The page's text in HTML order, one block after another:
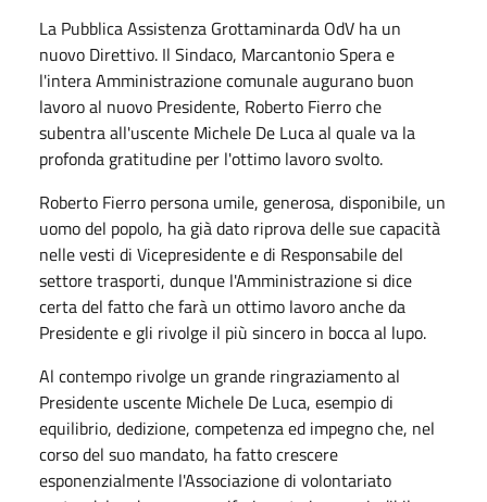
La Pubblica Assistenza Grottaminarda OdV ha un
nuovo Direttivo. Il Sindaco, Marcantonio Spera e
l'intera Amministrazione comunale augurano buon
lavoro al nuovo Presidente, Roberto Fierro che
subentra all'uscente Michele De Luca al quale va la
profonda gratitudine per l'ottimo lavoro svolto.
Roberto Fierro persona umile, generosa, disponibile, un
uomo del popolo, ha già dato riprova delle sue capacità
nelle vesti di Vicepresidente e di Responsabile del
settore trasporti, dunque l'Amministrazione si dice
certa del fatto che farà un ottimo lavoro anche da
Presidente e gli rivolge il più sincero in bocca al lupo.
Al contempo rivolge un grande ringraziamento al
Presidente uscente Michele De Luca, esempio di
equilibrio, dedizione, competenza ed impegno che, nel
corso del suo mandato, ha fatto crescere
esponenzialmente l'Associazione di volontariato